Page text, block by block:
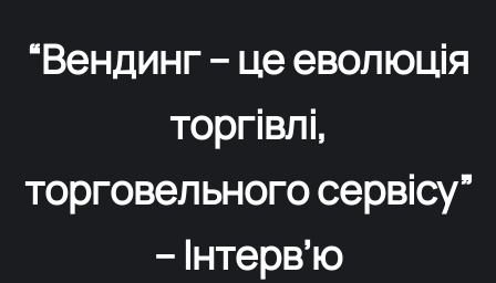
“Вендинг – це еволюція
торгівлі,
торговельного сервісу”
– Інтерв’ю